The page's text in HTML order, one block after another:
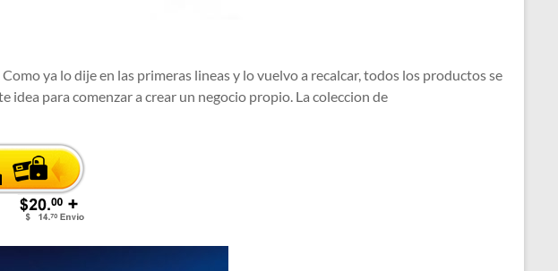
ya lo dije en las primeras lineas y lo vuelvo a recalcar, todos los productos se
idea para comenzar a crear un negocio propio. La coleccion de